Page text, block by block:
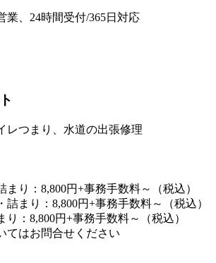
業、24時間受付/365日対応
レつまり、水道の出張修理
まり：8,800円+事務手数料～（税込）
詰まり：8,800円+事務手数料～（税込）
：8,800円+事務手数料～（税込）
てはお問合せください